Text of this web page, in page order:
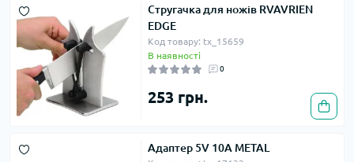
Стругачка для ножів RVAVRIEN
EDGE
Код товару: tx_15659
В наявності
0
253 грн.
Адаптер 5V 10A METAL